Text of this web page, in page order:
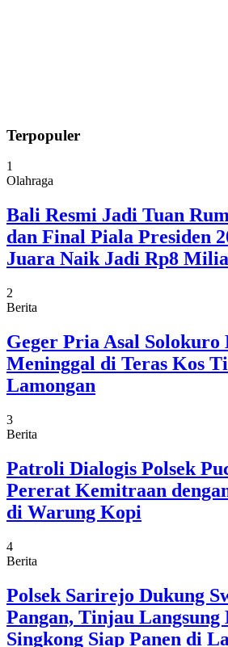
Terpopuler
1
Olahraga
Bali Resmi Jadi Tuan
dan Final Piala Presiden
Juara Naik Jadi Rp8
2
Berita
Geger Pria Asal Solokuro
Meninggal di Teras Kos
Lamongan
3
Berita
Patroli Dialogis Polsek
Pererat Kemitraan
di Warung Kopi
4
Berita
Polsek Sarirejo Dukung
Pangan, Tinjau Langsung
Singkong Siap Panen di